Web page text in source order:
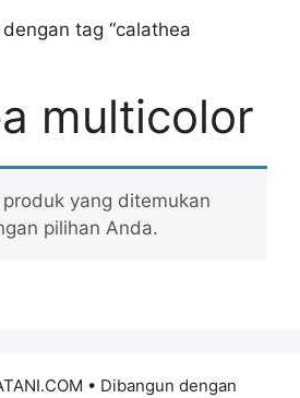
tag “calathea
multicolor
yang ditemukan
pilihan Anda.
• Dibangun dengan